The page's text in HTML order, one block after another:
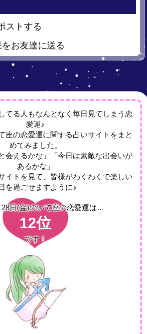
ストする
お友達に送る
てる人もなんとなく毎日見てしまう恋
愛運♪
座の恋愛運に関する占いサイトをまと
めてみました。
会えるかな」「今日は素敵な出会いが
あるかな」
イトを見て、皆様がわくわくで楽しい
を過ごせますように♪
日(金)のいて座の恋愛運は…
12位
です！